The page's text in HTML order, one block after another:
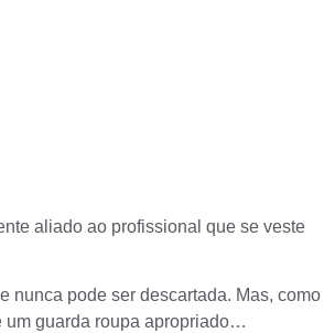
aliado ao profissional que se veste
nunca pode ser descartada. Mas, como
um guarda roupa apropriado…